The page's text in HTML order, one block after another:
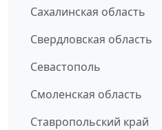
Сахалинская область
Свердловская область
Севастополь
Смоленская область
Ставропольский край